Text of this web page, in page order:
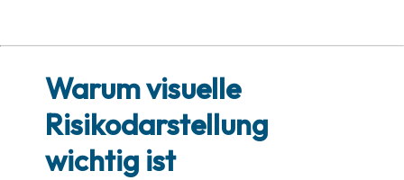
Warum visuelle
Risikodarstellung
wichtig ist